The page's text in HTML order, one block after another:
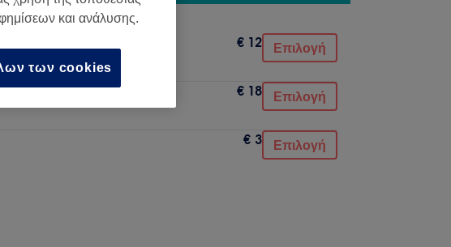
€ 12 Επιλογή
€ 18 Επιλογή
€ 3 Επιλογή
και ανάλυσης.
των cookies